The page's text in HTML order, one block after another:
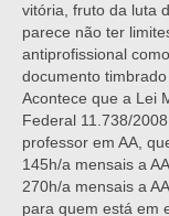
vitória, fruto da luta
parece não ter
antiprofissional
documento timbrado
Acontece que a Lei
Federal 11.738/
professor em AA,
145h/a mensais a
270h/a mensais a
para quem está em